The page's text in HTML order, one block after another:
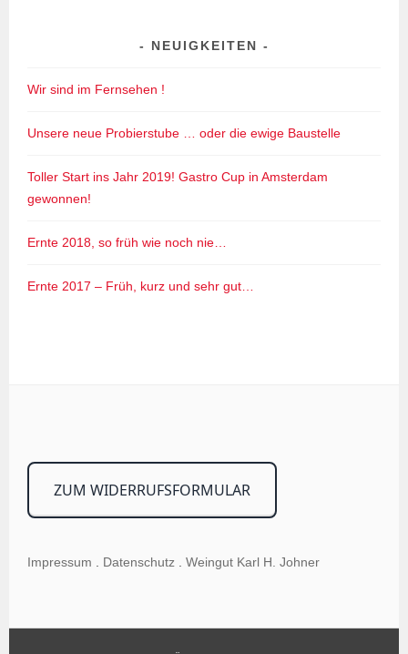
NEUIGKEITEN
Wir sind im Fernsehen !
Unsere neue Probierstube … oder die ewige Baustelle
Toller Start ins Jahr 2019! Gastro Cup in Amsterdam
gewonnen!
Ernte 2018, so früh wie noch nie…
Ernte 2017 – Früh, kurz und sehr gut…
ZUM WIDERRUFSFORMULAR
Impressum . Datenschutz .Weingut Karl H. Johner